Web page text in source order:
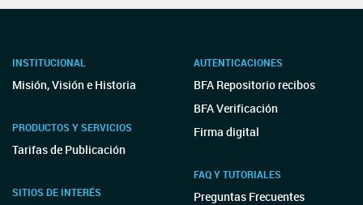
INSTITUCIONAL
Misión, Visión e Historia
PRODUCTOS Y SERVICIOS
Tarifas de Publicación
SITIOS DE INTERÉS
AUTENTICACIONES
BFA Repositorio recibos
BFA Verificación
Firma digital
FAQ Y TUTORIALES
Preguntas Frecuentes